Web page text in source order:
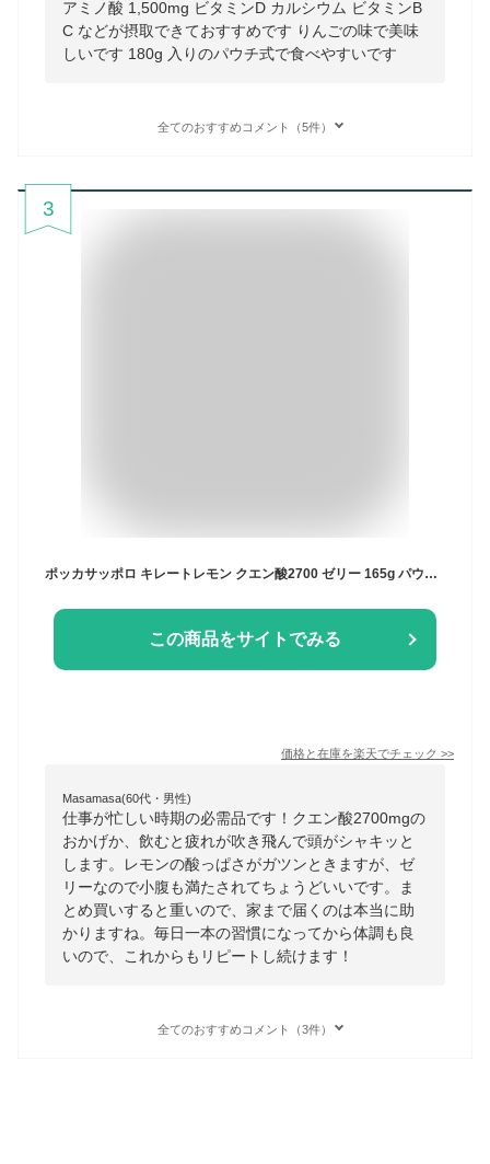
アミノ酸 1,500mg ビタミンD カルシウム ビタミンB
C などが摂取できておすすめです りんごの味で美味
しいです 180g 入りのパウチ式で食べやすいです
全てのおすすめコメント（5件）
3
ポッカサッポロ キレートレモン クエン酸2700 ゼリー 165g パウチ 30個入 ゼリー飲料 機能性表示食品
この商品をサイトでみる
価格と在庫を楽天でチェック >>
Masamasa(60代・男性)
仕事が忙しい時期の必需品です！クエン酸2700mgの
おかげか、飲むと疲れが吹き飛んで頭がシャキッと
します。レモンの酸っぱさがガツンときますが、ゼ
リーなので小腹も満たされてちょうどいいです。ま
とめ買いすると重いので、家まで届くのは本当に助
かりますね。毎日一本の習慣になってから体調も良
いので、これからもリピートし続けます！
全てのおすすめコメント（3件）